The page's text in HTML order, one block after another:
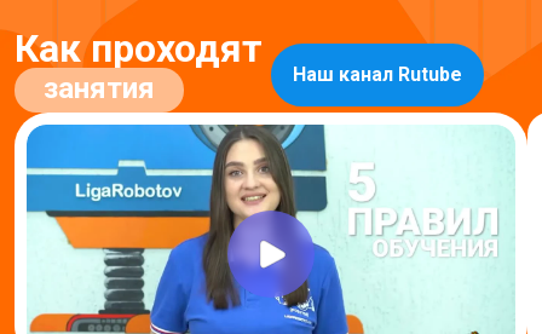
Как проходят
занятия Наш канал Rutube